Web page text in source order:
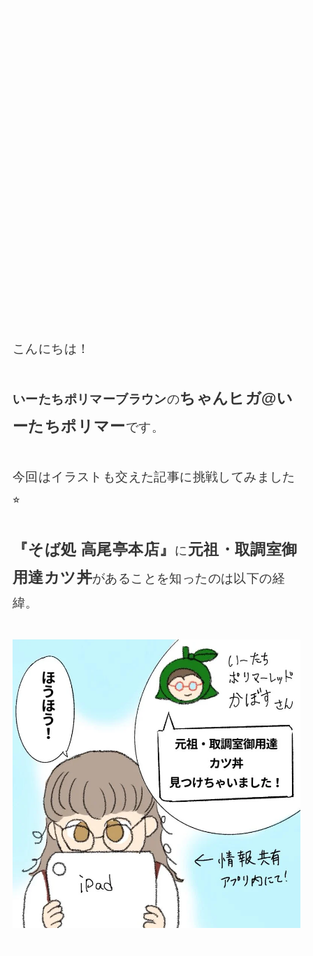
こんにちは！
いーたちポリマーブラウンのちゃんヒガ@い
ーたちポリマーです。
今回はイラストも交えた記事に挑戦してみました
⭐︎
『そば処 高尾亭本店』 に元祖・取調室御
用達カツ丼があることを知ったのは以下の経
緯。